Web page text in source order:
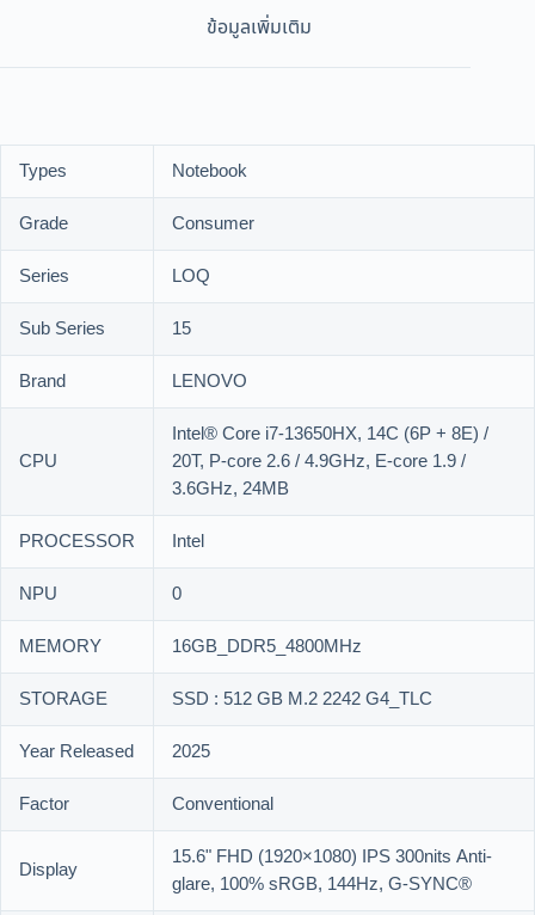
ข้อมูลเพิ่มเติม
Types
Notebook
Grade
Consumer
Series
LOQ
Sub Series
15
Brand
LENOVO
CPU
Intel® Core i7-13650HX, 14C (6P + 8E) /
20T, P-core 2.6 / 4.9GHz, E-core 1.9 /
3.6GHz, 24MB
PROCESSOR
Intel
NPU
0
MEMORY
16GB_DDR5_4800MHz
STORAGE
SSD : 512 GB M.2 2242 G4_TLC
Year Released
2025
Factor
Conventional
Display
15.6" FHD (1920×1080) IPS 300nits Anti-
glare, 100% sRGB, 144Hz, G-SYNC®